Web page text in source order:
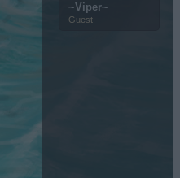
~Viper~
Guest